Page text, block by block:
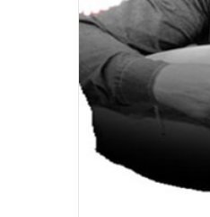
r
m
k